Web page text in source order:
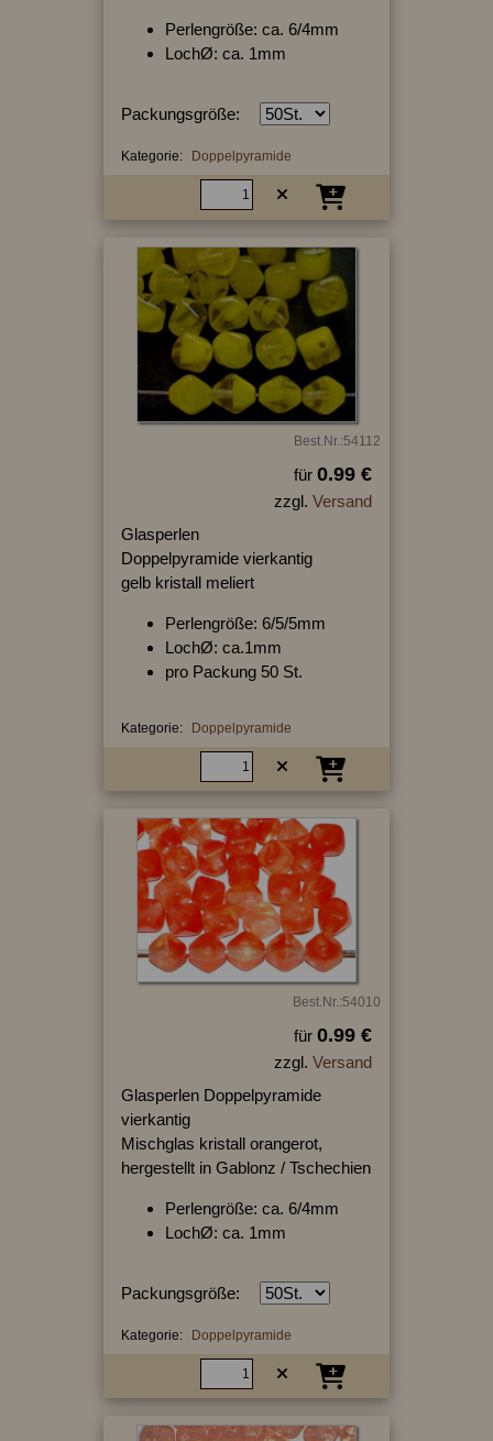
Perlengröße: ca. 6/4mm
LochØ: ca. 1mm
Packungsgröße:
Kategorie: Doppelpyramide
Best.Nr.:54112
für 0.99 €
zzgl. Versand
Glasperlen
Doppelpyramide vierkantig
gelb kristall meliert
Perlengröße: 6/5/5mm
LochØ: ca.1mm
pro Packung 50 St.
Kategorie: Doppelpyramide
Best.Nr.:54010
für 0.99 €
zzgl. Versand
Glasperlen Doppelpyramide
vierkantig
Mischglas kristall orangerot,
hergestellt in Gablonz / Tschechien
Perlengröße: ca. 6/4mm
LochØ: ca. 1mm
Packungsgröße:
Kategorie: Doppelpyramide